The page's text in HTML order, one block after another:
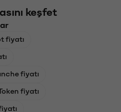
keşfet
fiyatı
fiyatı
fiyatı